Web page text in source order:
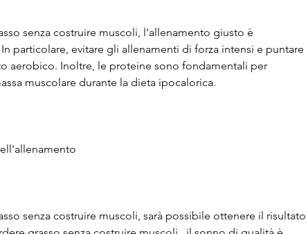
senza costruire muscoli, l'allenamento giusto è
particolare, evitare gli allenamenti di forza intensi e puntare
aerobico. Inoltre, le proteine sono fondamentali per
muscolare durante la dieta ipocalorica.
senza costruire muscoli, sarà possibile ottenere il risultato